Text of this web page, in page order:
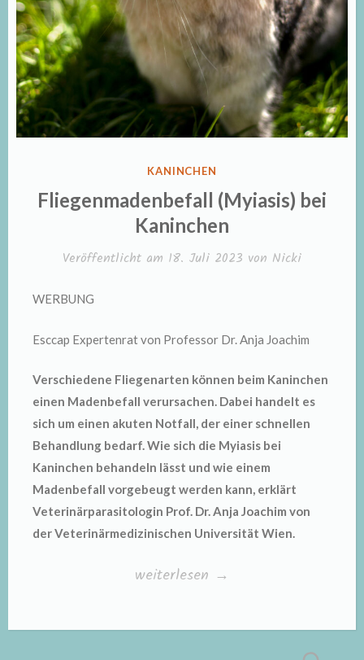
VERÖFFENTLICHT
KANINCHEN
Fliegenmadenbefall (Myiasis) bei
Kaninchen
Veröffentlicht am 18. Juli 2023 von Nicki
WERBUNG
Esccap Expertenrat von Professor Dr. Anja Joachim
Verschiedene Fliegenarten können beim Kaninchen
einen Madenbefall verursachen. Dabei handelt es
sich um einen akuten Notfall, der einer schnellen
Behandlung bedarf. Wie sich die Myiasis bei
Kaninchen behandeln lässt und wie einem
Madenbefall vorgebeugt werden kann, erklärt
Veterinärparasitologin Prof. Dr. Anja Joachim von
der Veterinärmedizinischen Universität Wien.
„Fliegenmadenbefall
bei
weiterlesen →